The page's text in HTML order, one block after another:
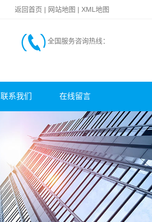
返回首页 | 网站地图 | XML地图
全国服务咨询热线：
联系我们 在线留言